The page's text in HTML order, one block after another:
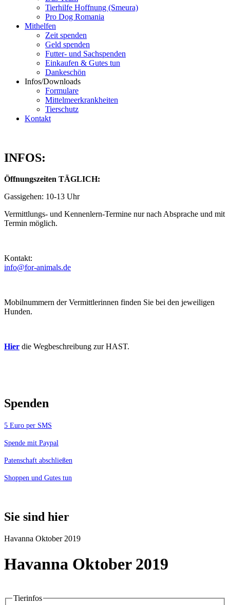
Tierhilfe Hoffnung (Smeura)
Pro Dog Romania
Mithelfen
Zeit spenden
Geld spenden
Futter- und Sachspenden
Einkaufen & Gutes tun
Dankeschön
Infos/Downloads
Formulare
Mittelmeerkrankheiten
Tierschutz
Kontakt
INFOS:
Öffnungszeiten TÄGLICH:
Gassigehen: 10-13 Uhr
Vermittlungs- und Kennenlern-Termine nur nach Absprache und mit
Termin möglich.
Kontakt:
info@for-animals.de
Mobilnummern der Vermittlerinnen finden Sie bei den jeweiligen
Hunden.
Hier die Wegbeschreibung zur HAST.
Spenden
5 Euro per SMS
Spende mit Paypal
Patenschaft abschließen
Shoppen und Gutes tun
Sie sind hier
Havanna Oktober 2019
Havanna Oktober 2019
Tierinfos